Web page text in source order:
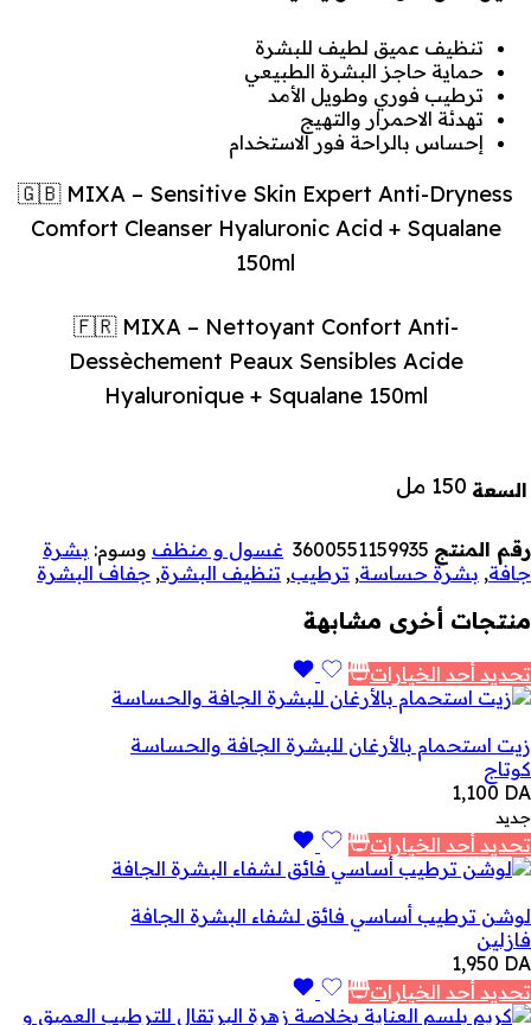
تنظيف عميق لطيف للبشرة
حماية حاجز البشرة الطبيعي
ترطيب فوري وطويل الأمد
تهدئة الاحمرار والتهيج
إحساس بالراحة فور الاستخدام
🇬🇧 MIXA – Sensitive Skin Expert Anti-Dryness
Comfort Cleanser Hyaluronic Acid + Squalane
150ml
🇫🇷 MIXA – Nettoyant Confort Anti-
Dessèchement Peaux Sensibles Acide
Hyaluronique + Squalane 150ml
السعة 150 مل
رقم المنتج 3600551159935 غسول و منظف وسوم: بشرة
جافة, بشرة حساسة, ترطيب, تنظيف البشرة, جفاف البشرة
منتجات أخرى مشابهة
تحديد أحد الخيارات
زيت استحمام بالأرغان للبشرة الجافة والحساسة
كوتاج
1,100 DA
جديد
تحديد أحد الخيارات
لوشن ترطيب أساسي فائق لشفاء البشرة الجافة
فازلين
1,950 DA
تحديد أحد الخيارات